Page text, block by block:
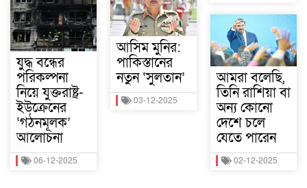
যুদ্ধ বন্ধের
পরিকল্পনা
নিয়ে যুক্তরাষ্ট্র-
ইউক্রেনের
‘গঠনমূলক’
আলোচনা
06-12-2025
আসিম মুনির:
পাকিস্তানের
নতুন ‘সুলতান’
03-12-2025
আমরা বলেছি,
তিনি রাশিয়া বা
অন্য কোনো
দেশে চলে
যেতে পারেন
02-12-2025